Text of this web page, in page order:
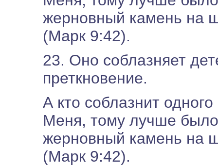
жерновный камень на
(Марк 9:42).
23. Оно соблазняет
преткновение.
А кто соблазнит
Меня, тому лучше
жерновный камень на
(Марк 9:42).